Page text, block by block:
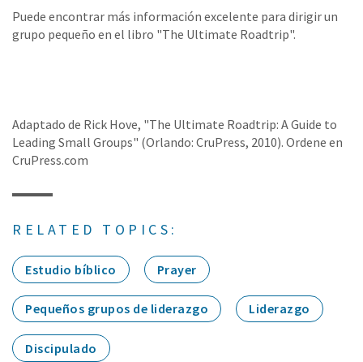
Puede encontrar más información excelente para dirigir un
grupo pequeño en el libro "The Ultimate Roadtrip".
Adaptado de Rick Hove, "The Ultimate Roadtrip: A Guide to
Leading Small Groups" (Orlando: CruPress, 2010). Ordene en
CruPress.com
RELATED TOPICS:
Estudio bíblico Prayer
Pequeños grupos de liderazgo Liderazgo
Discipulado